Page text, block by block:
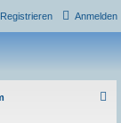
Anmelden
Registrieren